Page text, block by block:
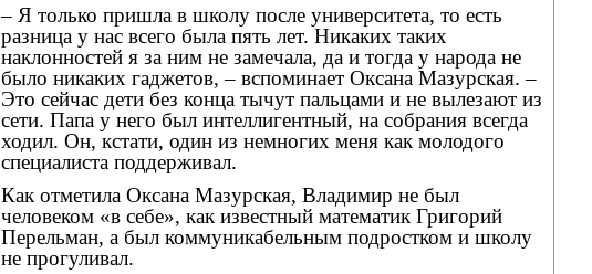
– Я только пришла в школу после университета, то есть
разница у нас всего была пять лет. Никаких таких
наклонностей я за ним не замечала, да и тогда у народа не
было никаких гаджетов, – вспоминает Оксана Мазурская. –
Это сейчас дети без конца тычут пальцами и не вылезают из
сети. Папа у него был интеллигентный, на собрания всегда
ходил. Он, кстати, один из немногих меня как молодого
специалиста поддерживал.
Как отметила Оксана Мазурская, Владимир не был
человеком «в себе», как известный математик Григорий
Перельман, а был коммуникабельным подростком и школу
не прогуливал.